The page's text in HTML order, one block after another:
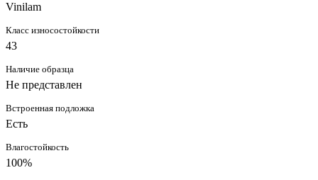
Vinilam
Класс износостойкости
43
Наличие образца
Не представлен
Встроенная подложка
Есть
Влагостойкость
100%